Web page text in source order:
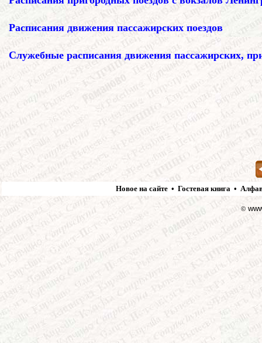
Расписания движения пассажирских поездов
Служебные расписания движения пассажирских,
Новое на сайте • Гостевая книга •
©